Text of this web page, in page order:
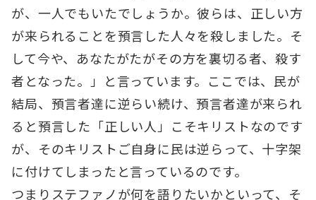
が、一人でもいたでしょうか。彼らは、正しい方
が来られることを預言した人々を殺しました。そ
して今や、あなたがたがその方を裏切る者、殺す
者となった。」と言っています。ここでは、民が
結局、預言者達に逆らい続け、預言者達が来られ
ると預言した「正しい人」こそキリストなのです
が、そのキリストご自身に民は逆らって、十字架
に付けてしまったと言っているのです。
つまりステファノが何を語りたいかといって、そ